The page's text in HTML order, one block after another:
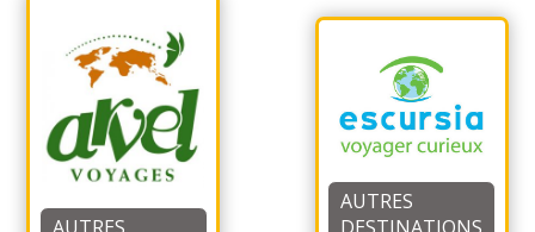
AUTRES